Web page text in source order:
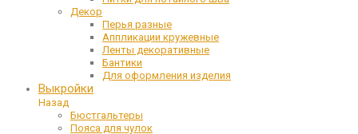
Декор
Перья разные
Аппликации кружевные
Ленты декоративные
Бантики
Для оформления изделия
Выкройки
Назад
Бюстгальтеры
Пояса для чулок